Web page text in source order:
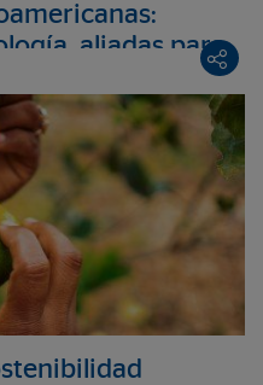
aliadas para